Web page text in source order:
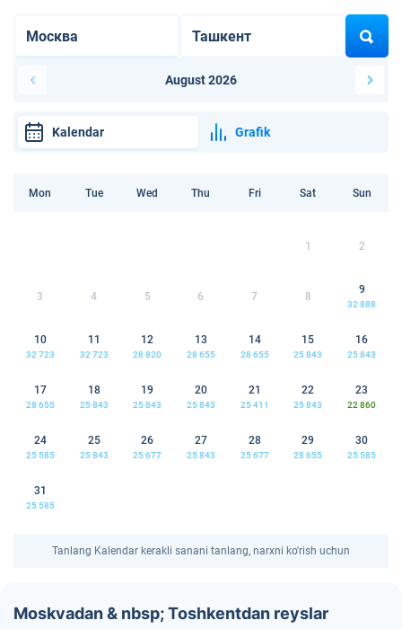
August 2026
Kalendar Grafik
Mon Tue Wed Thu Fri Sat Sun
1 2
3 4 5 6 7 8
9
32 888
10
32 723
11
32 723
12
28 820
13
28 655
14
28 655
15
25 843
16
25 843
17
28 655
18
25 843
19
25 843
20
25 843
21
25 411
22
25 843
23
22 860
24
25 585
25
25 843
26
25 677
27
25 843
28
25 677
29
28 655
30
25 585
31
25 585
Tanlang Kalendar kerakli sanani tanlang, narxni ko'rish uchun
Moskvadan & nbsp; Toshkentdan reyslar